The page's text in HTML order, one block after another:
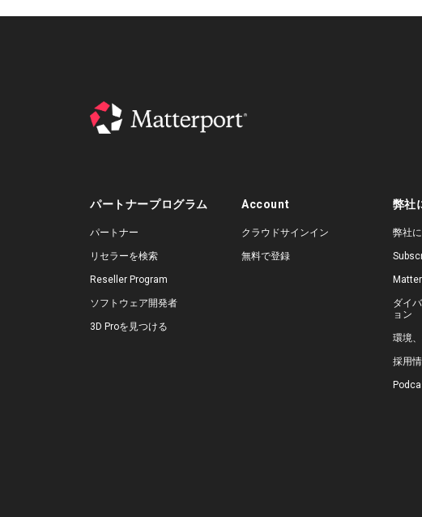
パートナープログラム
パートナー
リセラーを検索
Reseller Program
ソフトウェア開発者
3D Proを見つける
Account
クラウドサインイン
無料で登録
弊社
弊社
ダイ
ョン
環境
採用